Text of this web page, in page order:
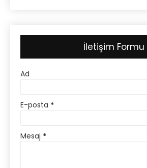
İletişim Formu
Ad
E-posta *
Mesaj *